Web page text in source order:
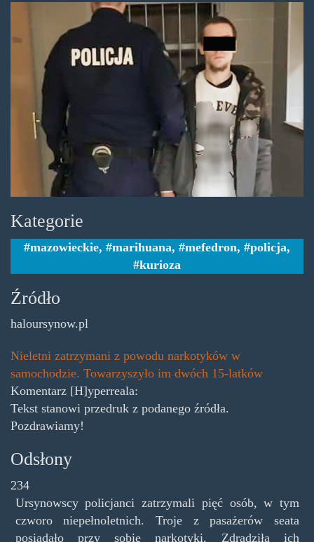
nieletni.jpg
Kategorie
mazowieckie, marihuana, mefedron, policja,
kurioza
Źródło
haloursynow.pl
Nieletni zatrzymani z powodu narkotyków w
samochodzie. Towarzyszyło im dwóch 15-latków
Komentarz [H]yperreala:
Tekst stanowi przedruk z podanego źródła.
Pozdrawiamy!
Odsłony
234
Ursynowscy policjanci zatrzymali pięć osób, w tym
czworo niepełnoletnich. Troje z pasażerów seata
posiadało przy sobie narkotyki. Zdradziła ich